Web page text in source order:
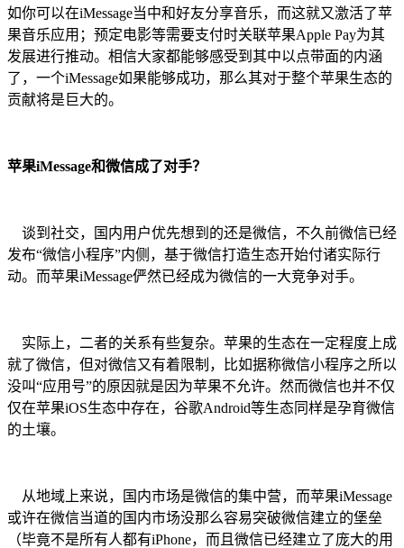
如你可以在iMessage当中和好友分享音乐，而这就又激活了苹
果音乐应用；预定电影等需要支付时关联苹果Apple Pay为其
发展进行推动。相信大家都能够感受到其中以点带面的内涵
了，一个iMessage如果能够成功，那么其对于整个苹果生态的
贡献将是巨大的。
苹果iMessage和微信成了对手？
谈到社交，国内用户优先想到的还是微信，不久前微信已经
发布“微信小程序”内侧，基于微信打造生态开始付诸实际行
动。而苹果iMessage俨然已经成为微信的一大竞争对手。
实际上，二者的关系有些复杂。苹果的生态在一定程度上成
就了微信，但对微信又有着限制，比如据称微信小程序之所以
没叫“应用号”的原因就是因为苹果不允许。然而微信也并不仅
仅在苹果iOS生态中存在，谷歌Android等生态同样是孕育微信
的土壤。
从地域上来说，国内市场是微信的集中营，而苹果iMessage
或许在微信当道的国内市场没那么容易突破微信建立的堡垒
（毕竟不是所有人都有iPhone，而且微信已经建立了庞大的用